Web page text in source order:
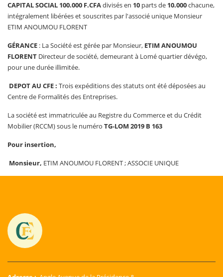
CAPITAL SOCIAL 100.000 F.CFAdivisés en 10 parts de 10.000chacune,
intégralement libérées et souscrites par l'associé unique Monsieur
ETIM ANOUMOU FLORENT
GÉRANCE : La Société est gérée par Monsieur, ETIM ANOUMOU
FLORENT Directeur de société, demeurant à Lomé quartier dévégo,
pour une durée illimitée.
DEPOT AU CFE: Trois expéditions des statuts ont été déposées au
Centre de Formalités des Entreprises.
La société est immatriculée au Registre du Commerce et du Crédit
Mobilier (RCCM) sous le numéro TG-LOM 2019 B 163
Pour insertion,
Monsieur, ETIM ANOUMOU FLORENT ; ASSOCIE UNIQUE